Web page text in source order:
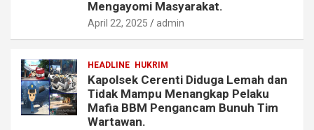
Mengayomi Masyarakat.
April 22, 2025 admin
HEADLINE HUKRIM
Kapolsek Cerenti Diduga Lemah dan
Tidak Mampu Menangkap Pelaku
Mafia BBM Pengancam Bunuh Tim
Wartawan.